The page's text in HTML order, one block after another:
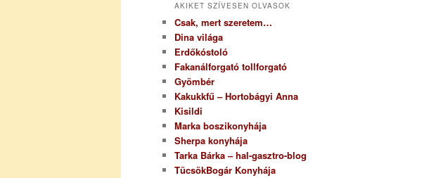
AKIKET SZÍVESEN OLVASOK
Csak, mert szeretem…
Dina világa
Erdőkóstoló
Fakanálforgató tollforgató
Gyömbér
Kakukkfű – Hortobágyi Anna
Kisildi
Marka boszikonyhája
Sherpa konyhája
Tarka Bárka – hal-gasztro-blog
TücsökBogár Konyhája